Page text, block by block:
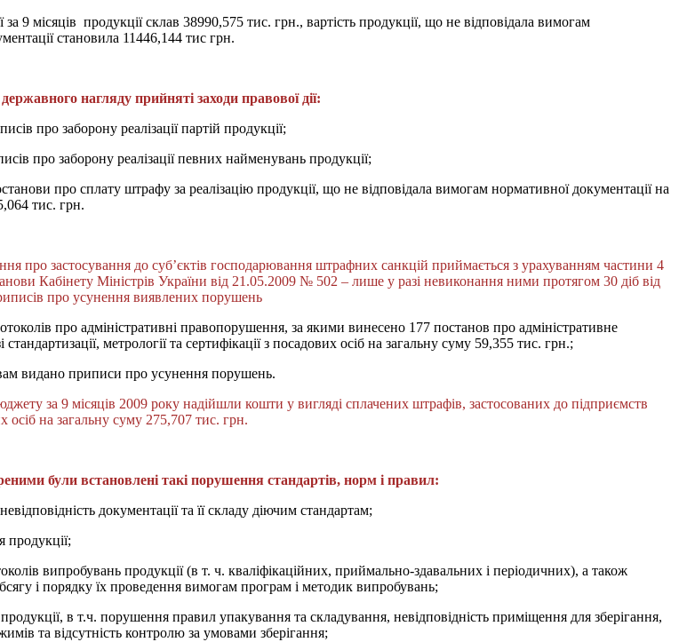
за 9 місяців продукції склав 38990,575 тис. грн., вартість продукції, що не відповідала вимогам
становила 11446,144 тис грн.
нагляду прийняті заходи правової дії:
про заборону реалізації партій продукції;
про заборону реалізації певних найменувань продукції;
про сплату штрафу за реалізацію продукції, що не відповідала вимогам нормативної документації на
тис. грн.
про застосування до суб’єктів господарювання штрафних санкцій приймається з урахуванням частини 4
Кабінету Міністрів України від 21.05.2009 № 502 – лише у разі невиконання ними протягом 30 діб від
про усунення виявлених порушень
про адміністративні правопорушення, за якими винесено 177 постанов про адміністративне
стандартизації, метрології та сертифікації з посадових осіб на загальну суму 59,355 тис. грн.;
видано приписи про усунення порушень.
за 9 місяців 2009 року надійшли кошти у вигляді сплачених штрафів, застосованих до підприємств
осіб на загальну суму 275,707 тис. грн.
були встановлені такі порушення стандартів, норм і правил:
документації та її складу діючим стандартам;
продукції;
випробувань продукції (в т. ч. кваліфікаційних, приймально-здавальних і періодичних), а також
і порядку їх проведення вимогам програм і методик випробувань;
в т.ч. порушення правил упакування та складування, невідповідність приміщення для зберігання,
та відсутність контролю за умовами зберігання;